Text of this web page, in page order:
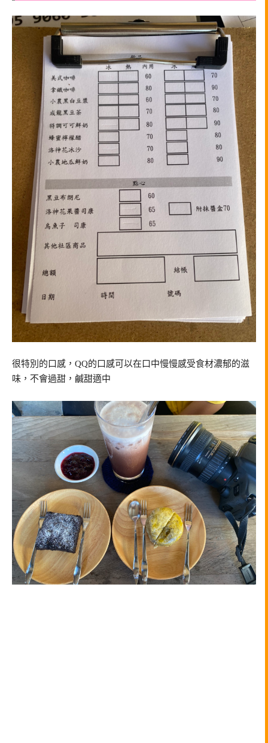
很特別的口感，QQ的口感可以在口中慢慢感受食材濃郁的滋
味，不會過甜，鹹甜適中